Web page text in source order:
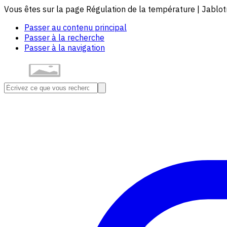
Vous êtes sur la page Régulation de la température |
Passer au contenu principal
Passer à la recherche
Passer à la navigation